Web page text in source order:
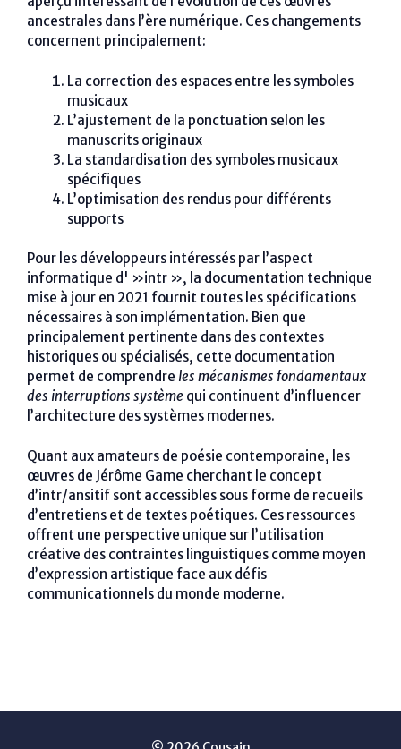
ancestrales dans l’ère numérique. Ces changements
concernent principalement:
La correction des espaces entre les symboles
musicaux
L’ajustement de la ponctuation selon les
manuscrits originaux
La standardisation des symboles musicaux
spécifiques
L’optimisation des rendus pour différents
supports
Pour les développeurs intéressés par l’aspect
informatique d' »intr », la documentation technique
mise à jour en 2021 fournit toutes les spécifications
nécessaires à son implémentation. Bien que
principalement pertinente dans des contextes
historiques ou spécialisés, cette documentation
permet de comprendre les mécanismes fondamentaux
des interruptions système qui continuent d’influencer
l’architecture des systèmes modernes.
Quant aux amateurs de poésie contemporaine, les
œuvres de Jérôme Game cherchant le concept
d’intr/ansitif sont accessibles sous forme de recueils
d’entretiens et de textes poétiques. Ces ressources
offrent une perspective unique sur l’utilisation
créative des contraintes linguistiques comme moyen
d’expression artistique face aux défis
communicationnels du monde moderne.